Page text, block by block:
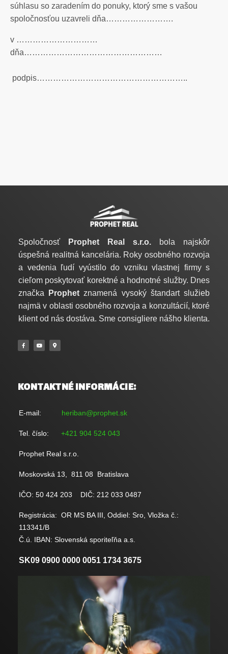
súhlasu so zaradením do ponuky, ktorý sme s vašou
spoločnosťou uzavreli dňa…………………….
v …………………………
dňa……………………………………………
podpis………………………………………………..
Spoločnosť Prophet Real s.r.o. bola najskôr
úspešná realitná kancelária. Roky osobného rozvoja
a vedenia ľudí vyústilo do vzniku vlastnej firmy s
cieľom poskytovať korektné a hodnotné služby. Dnes
značka
Prophet znamená vysoký štandart služieb
najmä v oblasti osobného rozvoja a konzultácií, ktoré
klient od nás dostáva. Sme consigliere nášho klienta.
KONTAKTNÉ INFORMÁCIE:
E-mail: heriban@prophet.sk
Tel. číslo: +421 904 524 043
Prophet Real s.r.o.
Moskovská 13, 811 08 Bratislava
IČO: 50 424 203 DIČ: 212 033 0487
Registrácia: OR MS BA III, Oddiel: Sro, Vložka č.:
113341/B
Č.ú. IBAN: Slovenská sporiteľňa a.s.
SK09 0900 0000 0051 1734 3675